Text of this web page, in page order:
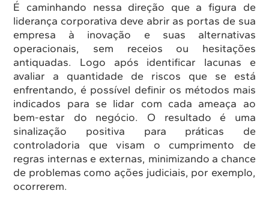
É caminhando nessa direção que a figura de
liderança corporativa deve abrir as portas de sua
empresa à inovação e suas alternativas
operacionais, sem receios ou hesitações
antiquadas. Logo após identificar lacunas e
avaliar a quantidade de riscos que se está
enfrentando, é possível definir os métodos mais
indicados para se lidar com cada ameaça ao
bem-estar do negócio. O resultado é uma
sinalização positiva para práticas de
controladoria que visam o cumprimento de
regras internas e externas, minimizando a chance
de problemas como ações judiciais, por exemplo,
ocorrerem.